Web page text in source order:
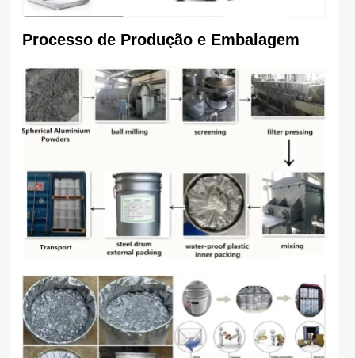
Processo de Produção e Embalagem